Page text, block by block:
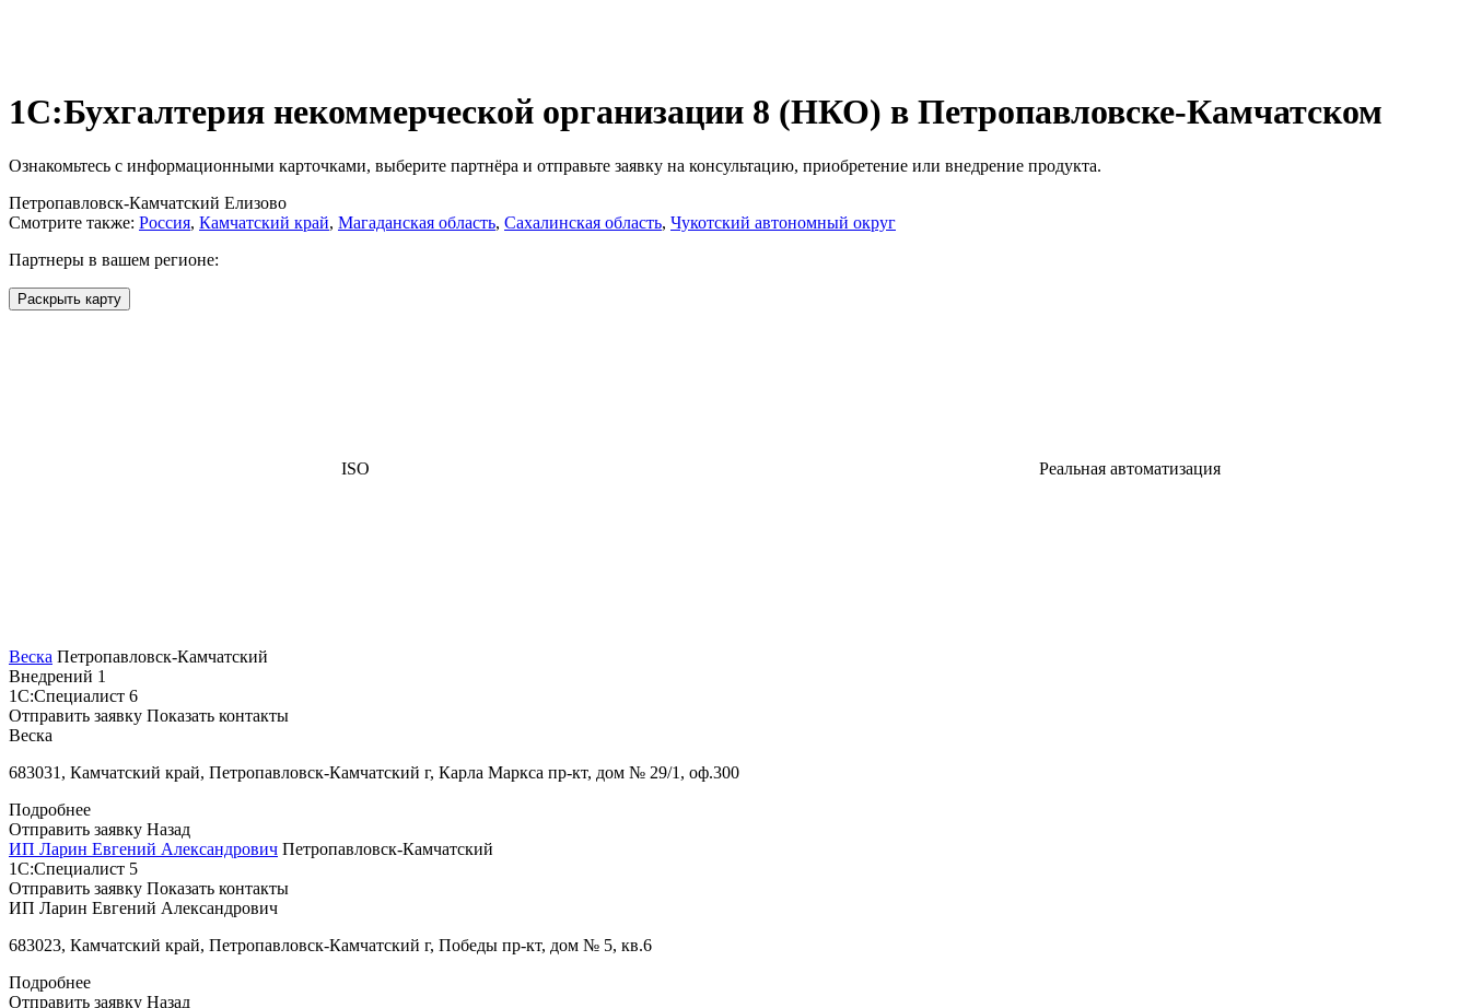
1С:Бухгалтерия некоммерческой организации 8 (НКО) в Петропавловске-Камчатском
Ознакомьтесь с информационными карточками, выберите партнёра и отправьте заявку на консультацию, приобретение или внедрение продукта.
Петропавловск-Камчатский Елизово
Смотрите также: Россия, Камчатский край, Магаданская область, Сахалинская область, Чукотский автономный округ
Партнеры в вашем регионе:
Раскрыть карту
ISO Реальная автоматизация
Веска Петропавловск-Камчатский
Внедрений 1
1С:Специалист 6
Отправить заявку Показать контакты
Веска
683031, Камчатский край, Петропавловск-Камчатский г, Карла Маркса пр-кт, дом № 29/1, оф.300
Подробнее
Отправить заявку Назад
ИП Ларин Евгений Александрович Петропавловск-Камчатский
1С:Специалист 5
Отправить заявку Показать контакты
ИП Ларин Евгений Александрович
683023, Камчатский край, Петропавловск-Камчатский г, Победы пр-кт, дом № 5, кв.6
Подробнее
Отправить заявку Назад